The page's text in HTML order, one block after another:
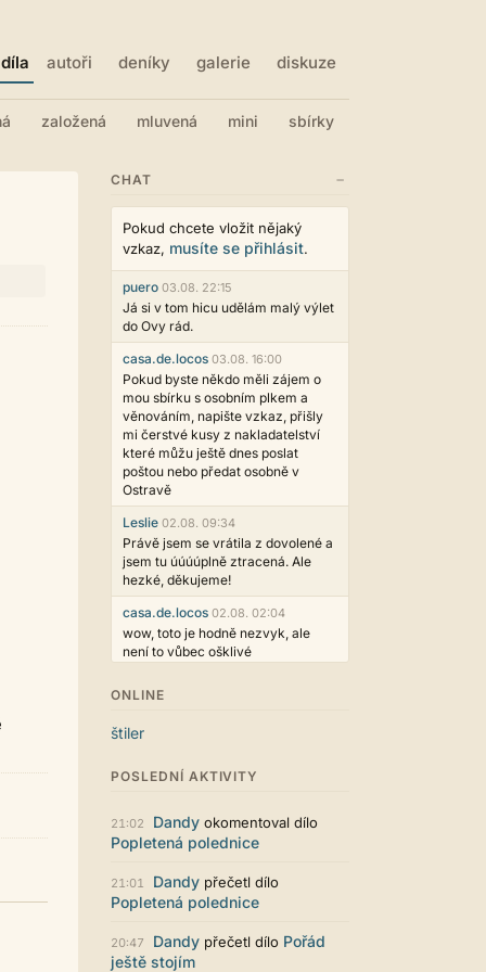
díla autoři deníky galerie diskuze
založená mluvená mini sbírky
CHAT −
Pokud chcete vložit nějaký
vzkaz, musíte se přihlásit.
puero 03.08. 22:15
Já si v tom hicu udělám malý výlet
do Ovy rád.
casa.de.locos 03.08. 16:00
Pokud byste někdo měli zájem o
mou sbírku s osobním plkem a
věnováním, napište vzkaz, přišly
mi čerstvé kusy z nakladatelství
které můžu ještě dnes poslat
poštou nebo předat osobně v
Ostravě
Leslie 02.08. 09:34
Právě jsem se vrátila z dovolené a
jsem tu úúúúplně ztracená. Ale
hezké, děkujeme!
casa.de.locos 02.08. 02:04
wow, toto je hodně nezvyk, ale
není to vůbec ošklivé
Už i počet přečtení jde vidět,
reklama co zasahovala do chatu je
myslím také už v pořádku,
Líbí se mi tmavá varianta nového
vzhledu. Na některých místech
jsou sice mezi prvky příliš velké
určitě to půjde upravit místním
stylem... Celkově je styl dobře
puero 29.07. 11:53
ONLINE
štiler
POSLEDNÍ AKTIVITY
21:02 Dandy okomentoval dílo
Popletená polednice
21:01 Dandy přečetl dílo
Popletená polednice
20:47 Dandy přečetl dílo Pořád
ještě stojím